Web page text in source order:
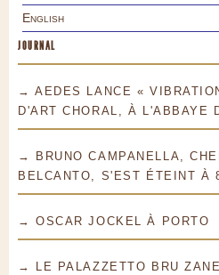
English
JOURNAL
→ AEDES LANCE «
D'ART CHORAL, À L'ABBAYE
→ BRUNO CAMPANELLA,
BELCANTO, S'EST ÉTEINT À
→ OSCAR JOCKEL À PORTO
→ LE PALAZZETTO BRU